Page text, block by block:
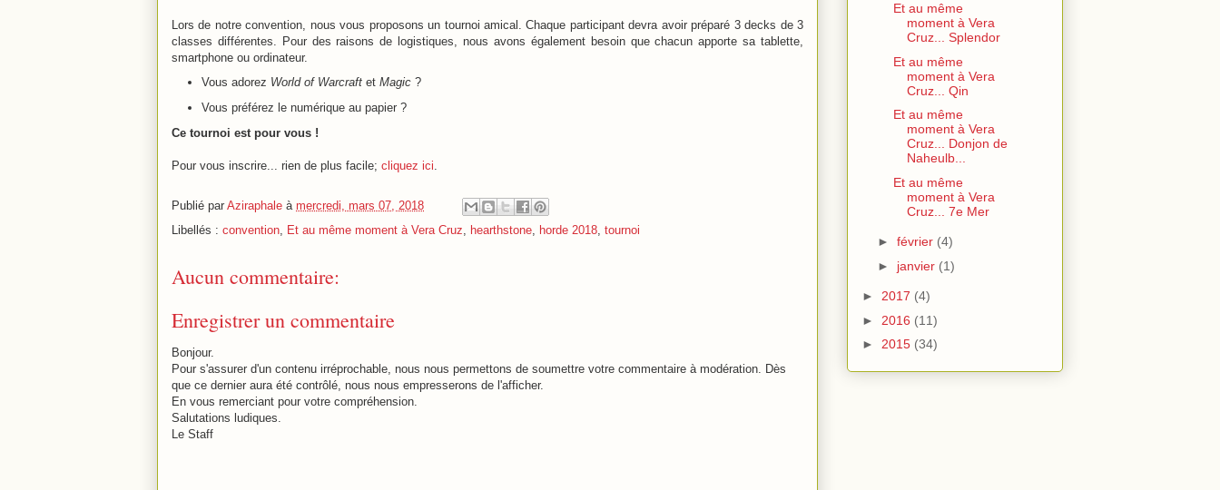
Lors de notre convention, nous vous proposons un tournoi amical. Chaque participant devra avoir préparé 3 decks de 3
classes différentes. Pour des raisons de logistiques, nous avons également besoin que chacun apporte sa tablette,
smartphone ou ordinateur.
Vous adorez World of Warcraftet Magic?
Vous préférez le numérique au papier ?
Ce tournoi est pour vous !
Pour vous inscrire... rien de plus facile; cliquez ici
Publié par Aziraphale à mercredi, mars 07, 2018
Libellés : convention Et au même moment à Vera Cruz hearthstone horde 2018 tournoi
Aucun commentaire:
Enregistrer un commentaire
Bonjour.
Pour s'assurer d'un contenu irréprochable, nous nous permettons de soumettre votre commentaire à modération. Dès
que ce dernier aura été contrôlé, nous nous empresserons de l'afficher.
En vous remerciant pour votre compréhension.
Salutations ludiques.
Le Staff
Et au même
moment à Vera
Cruz... Splendor
Et au même
moment à Vera
Cruz... Qin
Et au même
moment à Vera
Cruz... Donjon de
Naheulb...
Et au même
moment à Vera
Cruz... 7e Mer
► février (4)
► janvier (1)
► 2017 (4)
► 2016 (11)
► 2015 (34)